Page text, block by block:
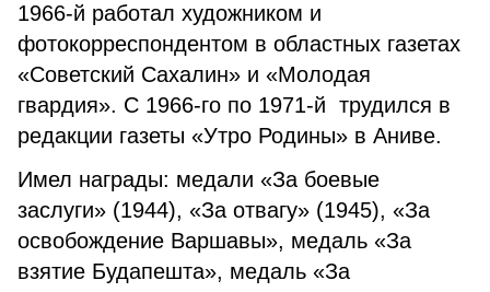
1966-й работал художником и
фотокорреспондентом в областных газетах
«Советский Сахалин» и «Молодая
гвардия». С 1966-го по 1971-й трудился в
редакции газеты «Утро Родины» в Аниве.
Имел награды: медали «За боевые
заслуги» (1944), «За отвагу» (1945), «За
освобождение Варшавы», медаль «За
взятие Будапешта», медаль «За